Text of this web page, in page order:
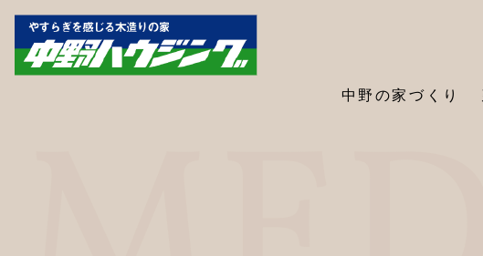
中野の家づくり